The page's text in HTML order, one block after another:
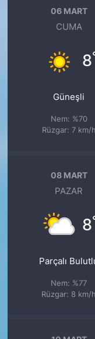
06 MART
CUMA
8
Güneşli
Nem: %70
Rüzgar: 7 km/h
08 MART
PAZAR
8
Parçalı
Nem: %77
Rüzgar: 8 km/h